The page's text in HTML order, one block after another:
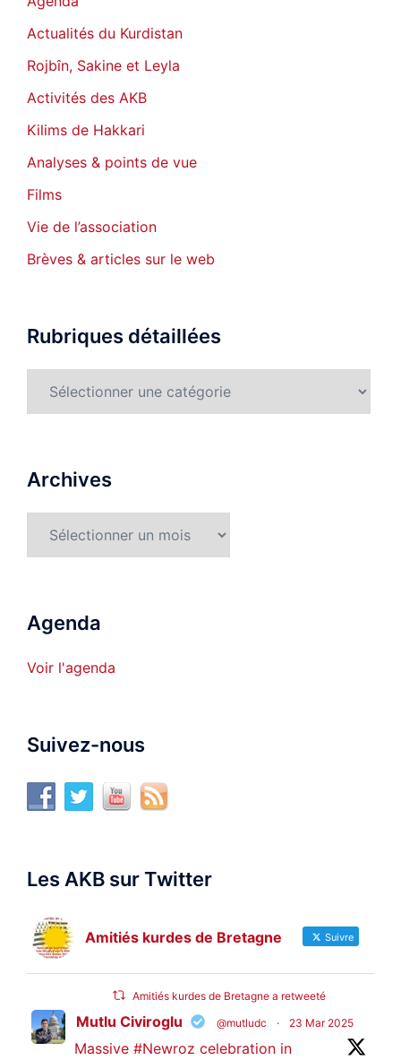
Actualités du Kurdistan
Rojbîn, Sakine et Leyla
Activités des AKB
Kilims de Hakkari
Analyses & points de vue
Films
Vie de l’association
Brèves & articles sur le web
Rubriques détaillées
Archives
Agenda
Voir l'agenda
Suivez-nous
Les AKB sur Twitter
Amitiés kurdes de Bretagne Suivre
Amitiés kurdes de Bretagne a retweeté
Mutlu Civiroglu @mutludc · 23 Mar 2025
Massive #Newroz celebration in